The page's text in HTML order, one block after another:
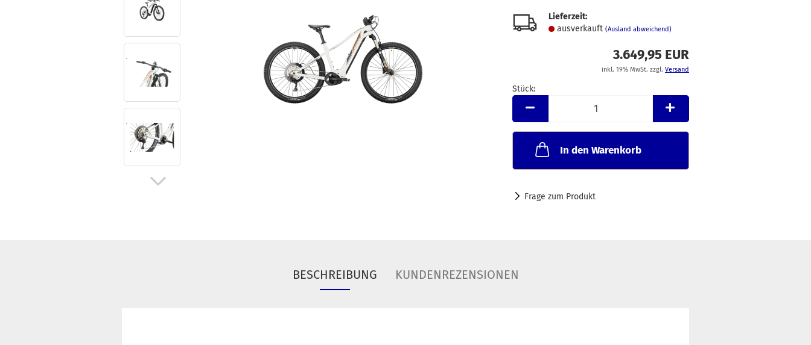
Lieferzeit:
ausverkauft (Ausland abweichend)
3.649,95 EUR
inkl. 19% MwSt. zzgl. Versand
Stück:
Stück
In den Warenkorb
Frage zum Produkt
BESCHREIBUNG KUNDENREZENSIONEN